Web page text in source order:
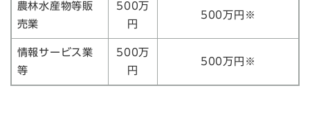
農林水産物等販
売業
500万
円
500万円※
情報サービス業
等
500万
円
500万円※